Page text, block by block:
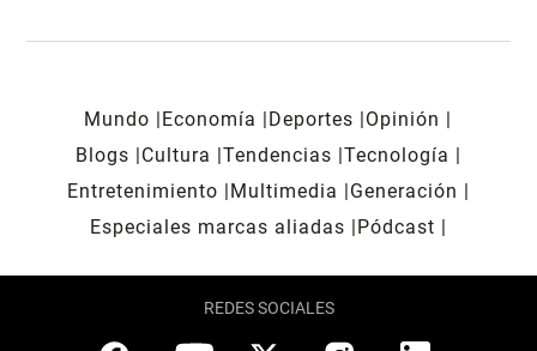
Mundo Economía Deportes
Opinión
Blogs
Cultura Tendencias Tecnología
Entretenimiento
Multimedia
Generación
Especiales marcas aliadas
Pódcast
REDES SOCIALES